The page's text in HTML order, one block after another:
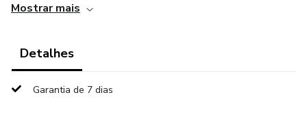
alcançáveis.
direto, sem enrolação.
👉 Comece hoje mesmo a gerar novas fontes de renda!
Mostrar mais
Detalhes
Garantia de 7 dias